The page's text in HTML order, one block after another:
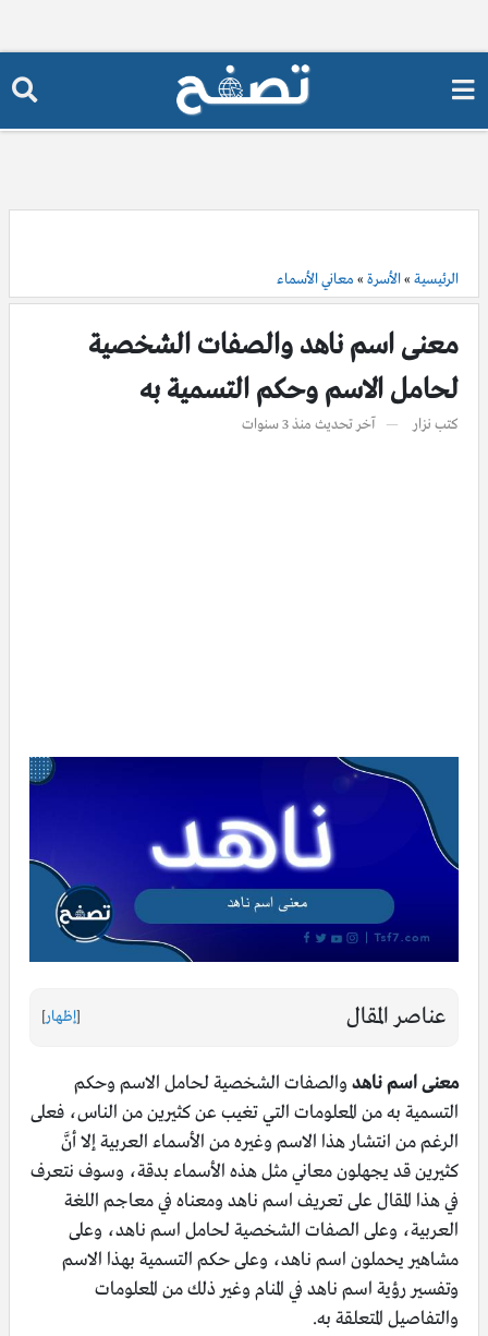
الرئيسية »الأسرة » معاني الأسماء
معنى اسم ناهد والصفات الشخصية
لحامل الاسم وحكم التسمية به
كتب نزار آخر تحديث منذ 3 سنوات
عناصر المقال [إظهار]
معنى اسم ناهد والصفات الشخصية لحامل الاسم وحكم
التسمية به من المعلومات التي تغيب عن كثيرين من الناس، فعلى
الرغم من انتشار هذا الاسم وغيره من الأسماء العربية إلا أنَّ
كثيرين قد يجهلون معاني مثل هذه الأسماء بدقة، وسوف نتعرف
في هذا المقال على تعريف اسم ناهد ومعناه في معاجم اللغة
العربية، وعلى الصفات الشخصية لحامل اسم ناهد، وعلى
مشاهير يحملون اسم ناهد، وعلى حكم التسمية بهذا الاسم
وتفسير رؤية اسم ناهد في المنام وغير ذلك من المعلومات
والتفاصيل المتعلقة به.